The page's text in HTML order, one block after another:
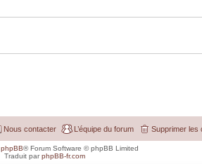
Supprimer les
L’équipe du forum
Nous contacter
phpBB® Forum Software © phpBB Limited
Traduit parphpBB-fr.com